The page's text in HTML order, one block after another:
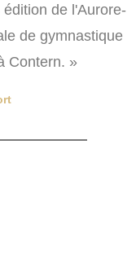
de l'Aurore-
de gymnastique
Contern. »